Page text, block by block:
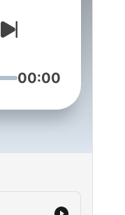
00:00